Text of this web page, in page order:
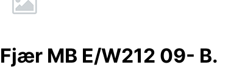
Fjær MB E/W212 09- B.